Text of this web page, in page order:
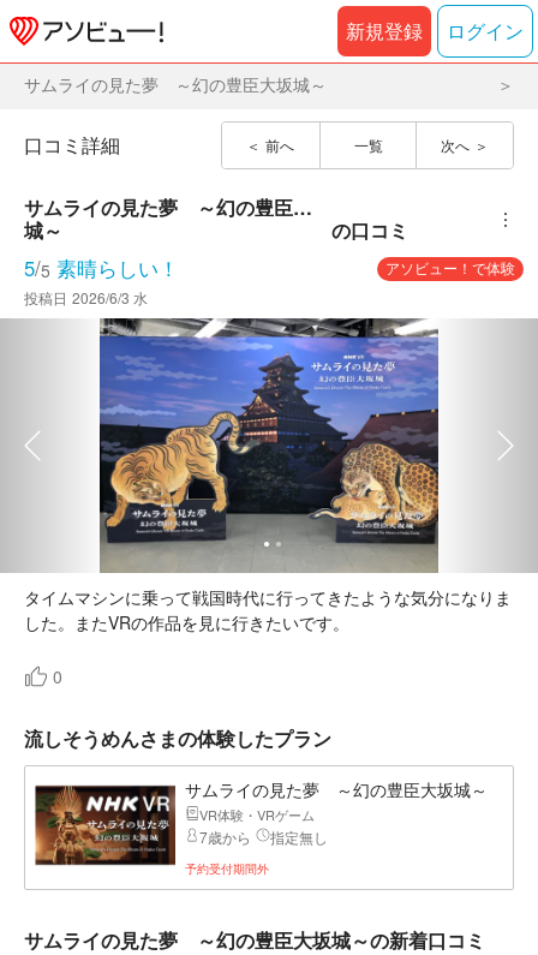
新規登録 ログイン
サムライの見た夢 ～幻の豊臣大坂城～
前へ 一覧 次へ
口コミ詳細
サムライの見た夢　～幻の豊臣大坂
城～
の口コミ ︙
5/5 素晴らしい！
アソビュー！で体験
投稿日 2026/6/3 水
タイムマシンに乗って戦国時代に行ってきたような気分になりま
した。またVRの作品を見に行きたいです。
0
流しそうめんさまの体験したプラン
サムライの見た夢 ～幻の豊臣大坂城～
VR体験・VRゲーム
7歳から 指定無し
予約受付期間外
サムライの見た夢 ～幻の豊臣大坂城～の新着口コミ